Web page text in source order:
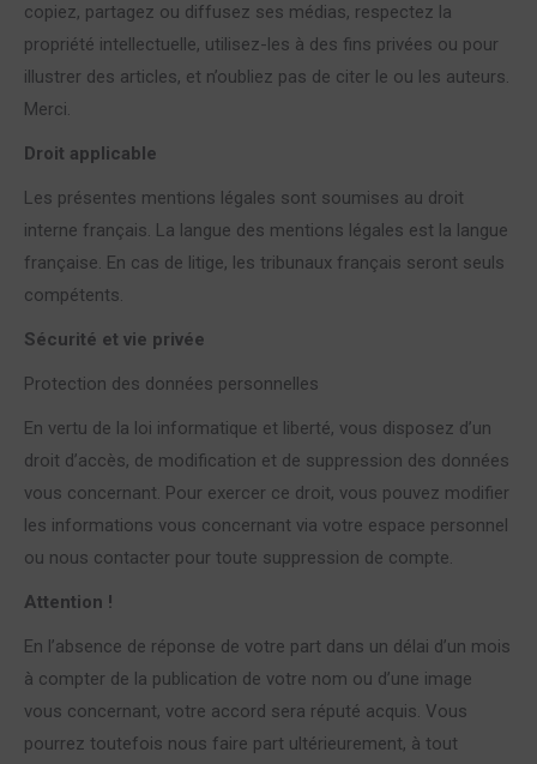
copiez, partagez ou diffusez ses médias, respectez la
propriété intellectuelle, utilisez-les à des fins privées ou pour
illustrer des articles, et n’oubliez pas de citer le ou les auteurs.
Merci.
Droit applicable
Les présentes mentions légales sont soumises au droit
interne français. La langue des mentions légales est la langue
française. En cas de litige, les tribunaux français seront seuls
compétents.
Sécurité et vie privée
Protection des données personnelles
En vertu de la loi informatique et liberté, vous disposez d’un
droit d’accès, de modification et de suppression des données
vous concernant. Pour exercer ce droit, vous pouvez modifier
les informations vous concernant via votre espace personnel
ou nous contacter pour toute suppression de compte.
Attention !
En l’absence de réponse de votre part dans un délai d’un mois
à compter de la publication de votre nom ou d’une image
vous concernant, votre accord sera réputé acquis. Vous
pourrez toutefois nous faire part ultérieurement, à tout